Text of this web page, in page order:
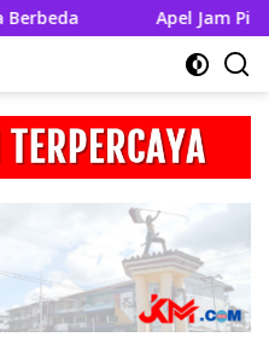
Apel Jam Pimpinan,